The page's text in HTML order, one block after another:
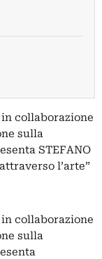
collaborazione
sulla
STEFANO
l’arte”
collaborazione
sulla